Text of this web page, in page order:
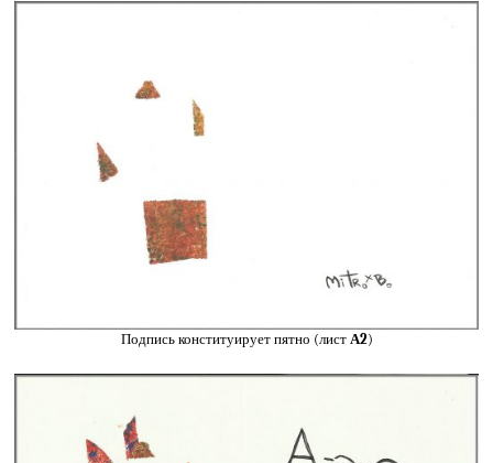
Подпись конституирует пятно (лист А2)